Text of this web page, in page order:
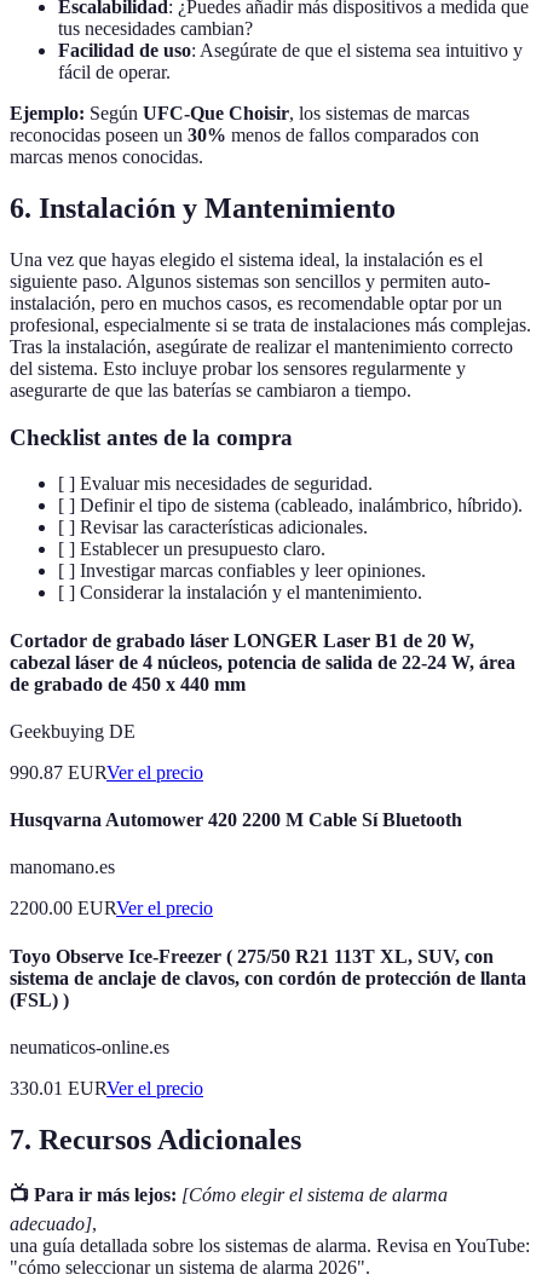
Escalabilidad: ¿Puedes añadir más dispositivos a medida que
tus necesidades cambian?
Facilidad de uso: Asegúrate de que el sistema sea intuitivo y
fácil de operar.
Ejemplo: Según UFC-Que Choisir, los sistemas de marcas
reconocidas poseen un 30% menos de fallos comparados con
marcas menos conocidas.
6. Instalación y Mantenimiento
Una vez que hayas elegido el sistema ideal, la instalación es el
siguiente paso. Algunos sistemas son sencillos y permiten auto-
instalación, pero en muchos casos, es recomendable optar por un
profesional, especialmente si se trata de instalaciones más complejas.
Tras la instalación, asegúrate de realizar el mantenimiento correcto
del sistema. Esto incluye probar los sensores regularmente y
asegurarte de que las baterías se cambiaron a tiempo.
Checklist antes de la compra
[ ] Evaluar mis necesidades de seguridad.
[ ] Definir el tipo de sistema (cableado, inalámbrico, híbrido).
[ ] Revisar las características adicionales.
[ ] Establecer un presupuesto claro.
[ ] Investigar marcas confiables y leer opiniones.
[ ] Considerar la instalación y el mantenimiento.
Cortador de grabado láser LONGER Laser B1 de 20 W,
cabezal láser de 4 núcleos, potencia de salida de 22-24 W, área
de grabado de 450 x 440 mm
Geekbuying DE
990.87 EURVer el precio
Husqvarna Automower 420 2200 M Cable Sí Bluetooth
manomano.es
2200.00 EURVer el precio
Toyo Observe Ice-Freezer ( 275/50 R21 113T XL, SUV, con
sistema de anclaje de clavos, con cordón de protección de llanta
(FSL) )
neumaticos-online.es
330.01 EURVer el precio
7. Recursos Adicionales
📺 Para ir más lejos: [Cómo elegir el sistema de alarma
adecuado],
una guía detallada sobre los sistemas de alarma. Revisa en YouTube:
"cómo seleccionar un sistema de alarma 2026".